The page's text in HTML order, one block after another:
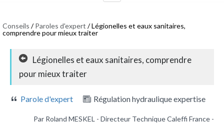
Conseils /Paroles d'expert / Légionelles et eaux sanitaires,
comprendre pour mieux traiter
Légionelles et eaux sanitaires, comprendre
pour mieux traiter
Parole d'expert Régulation hydraulique expertise
Par Roland MESKEL - Directeur Technique Caleffi France -